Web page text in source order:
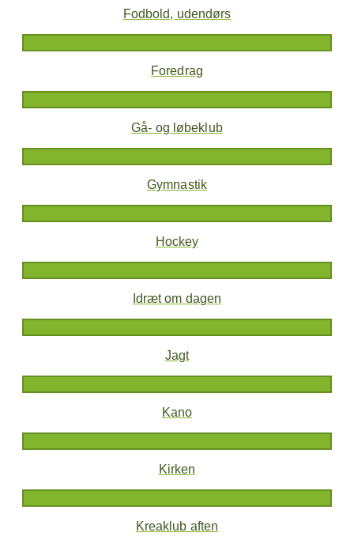
Fodbold, udendørs
Foredrag
Gå- og løbeklub
Gymnastik
Hockey
Idræt om dagen
Jagt
Kano
Kirken
Kreaklub aften